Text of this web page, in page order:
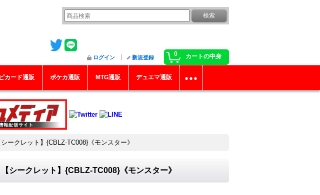
0 カートの中身
ログイン 新規登録
カード通販 ポケカ通販 MTG通販 デュエマ通販
ークレット】{CBLZ-TC008}《モンスター》
シークレット】{CBLZ-TC008}《モンスター》